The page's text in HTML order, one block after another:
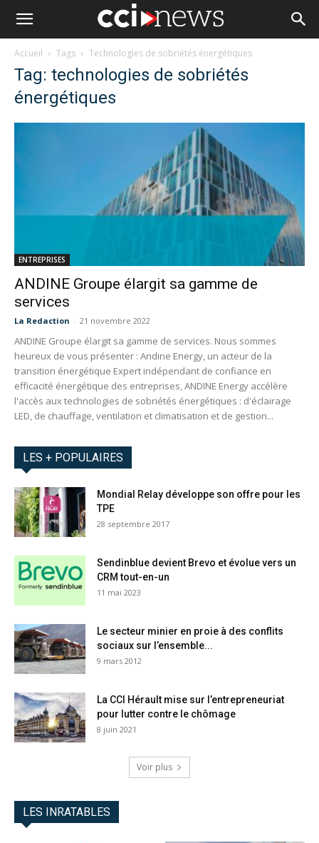
Accueil Tags Technologies de sobriétés énergétiques
Tag: technologies de sobriétés
énergétiques
ENTREPRISES
ANDINE Groupe élargit sa gamme de
services
La Redaction - 21 novembre 2022
ANDINE Groupe élargit sa gamme de services. Nous sommes
heureux de vous présenter : Andine Energy, un acteur de la
transition énergétique Expert indépendant de confiance en
efficacité énergétique des entreprises, ANDINE Energy accélère
l'accès aux technologies de sobriétés énergétiques : d'éclairage
LED, de chauffage, ventilation et climatisation et de gestion...
LES + POPULAIRES
Mondial Relay développe son offre pour les
TPE
28 septembre 2017
Sendinblue devient Brevo et évolue vers un
CRM tout-en-un
11 mai 2023
Le secteur minier en proie à des conflits
sociaux sur l’ensemble...
9 mars 2012
La CCI Hérault mise sur l’entrepreneuriat
pour lutter contre le chômage
8 juin 2021
Voir plus
LES INRATABLES